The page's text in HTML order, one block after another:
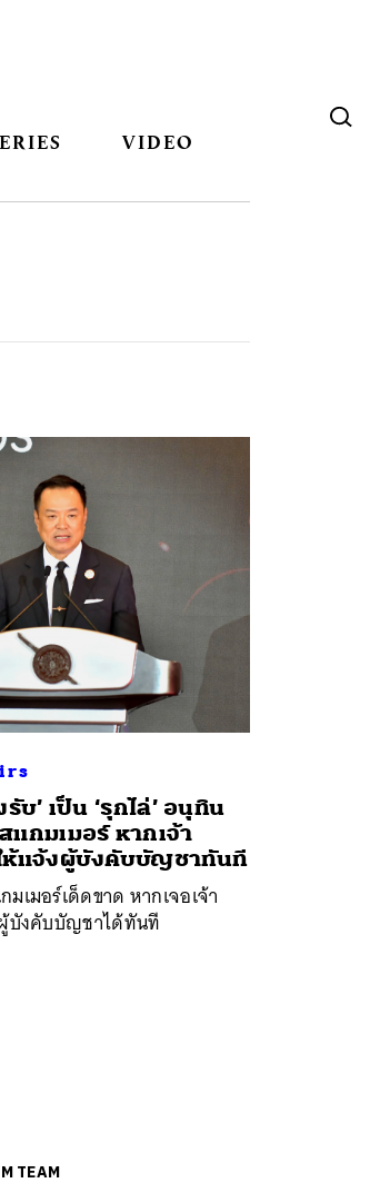
VIDEO
บ’ เป็น ‘รุกไล่’ อนุทิน
กมเมอร์ หากเจ้า
ห้แจ้งผู้บังคับบัญชาทันที
เมอร์เด็ดขาด หากเจอเจ้า
บังคับบัญชาได้ทันที
TEAM